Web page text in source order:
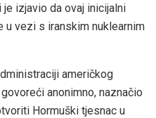
je izjavio da ovaj inicijalni
u vezi s iranskim nuklearnim
američkog
anonimno, naznačio
Hormuški tjesnac u